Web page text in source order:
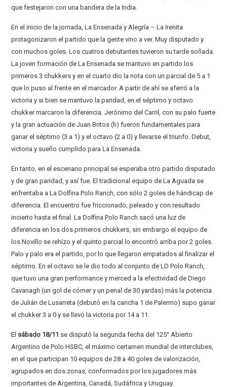
que festejaron con una bandera de la India.
En el inicio de la jornada, La Ensenada y Alegría – La Irenita
protagonizaron el partido que la gente vino a ver. Muy disputado y
con muchos goles. Los cuatros debutantes tuvieron su tarde soñada.
La joven formación de La Ensenada se mantuvo en partido los
primeros 3 chukkers y en el cuarto dio la nota con un parcial de 5 a 1
que lo puso al frente en el marcador. A partir de ahí se aferró a la
victoria y si bien se mantuvo la paridad, en el séptimo y octavo
chukker marcaron la diferencia. Jerónimo del Carril, con su palo fuerte
y la gran actuación de Juan Britos (h) fueron fundamentales para
ganar el séptimo (3 a 1) y el octavo (2 a 0) y llevarse el triunfo. Debut,
victoria y sueño cumplido para La Ensenada.
En tanto, en el escenario principal se esperaba otro partido disputado
y de gran paridad, y así fue. El tradicional equipo de La Aguada se
enfrentaba a La Dolfina Polo Ranch, con sólo 2 goles de hándicap de
diferencia. El encuentro fue friccionado, peleado y con resultado
incierto hasta el final. La Dolfina Polo Ranch sacó una luz de
diferencia en los dos primeros chukkers, sin embargo el equipo de
los Novillo se rehízo y el quinto parcial lo encontró arriba por 2 goles.
Palo y palo era el partido, por lo que llegaron empatados al finalizar el
séptimo. En el octavo se le dio todo al conjunto de LD Polo Ranch,
que tuvo una gran performance y merced a la efectividad de Diego
Cavanagh (un gol de córner y un penal de 30 yardas) más la potencia
de Julián de Lusarreta (debutó en la cancha 1 de Palermo) supo ganar
el chukker 3 a 0 y se llevó la victoria por 14 a 11.
El sábado 18/11 se disputó la segunda fecha del 125° Abierto
Argentino de Polo HSBC, el máximo certamen mundial de interclubes,
en el que participan 10 equipos de 28 a 40 goles de valorización,
agrupados en dos zonas, conformados por los jugadores más
importantes de Argentina, Canadá, Sudáfrica y Uruguay.